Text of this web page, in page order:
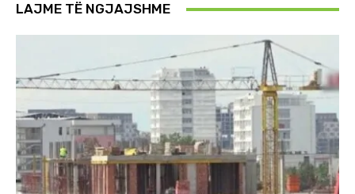
LAJME TË NGJAJSHME